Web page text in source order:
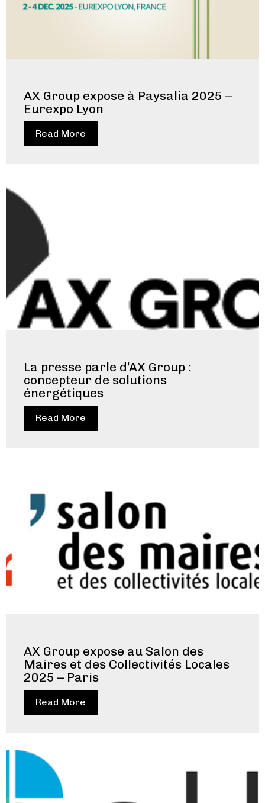
AX Group expose à Paysalia 2025 –
Eurexpo Lyon
Read More
La presse parle d’AX Group :
concepteur de solutions
énergétiques
Read More
AX Group expose au Salon des
Maires et des Collectivités Locales
2025 – Paris
Read More